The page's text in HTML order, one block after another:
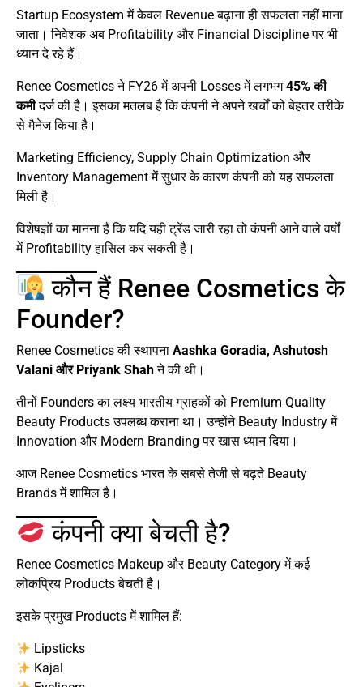
Startup Ecosystem में केवल Revenue बढ़ाना ही सफलता नहीं माना
जाता। निवेशक अब Profitability और Financial Discipline पर भी
ध्यान दे रहे हैं।
Renee Cosmetics ने FY26 में अपनी Losses में लगभग45% की
कमीदर्ज की है। इसका मतलब है कि कंपनी ने अपने खर्चों को बेहतर तरीके
से मैनेज किया है।
Marketing Efficiency, Supply Chain Optimization और
Inventory Management में सुधार के कारण कंपनी को यह सफलता
मिली है।
विशेषज्ञों का मानना है कि यदि यही ट्रेंड जारी रहा तो कंपनी आने वाले वर्षों
में Profitability हासिल कर सकती है।
कौन हैं Renee Cosmetics के
Founder?
Renee Cosmetics की स्थापना Aashka Goradia, Ashutosh
Valani और Priyank Shahने की थी।
तीनों Founders का लक्ष्य भारतीय ग्राहकों को Premium Quality
Beauty Products उपलब्ध कराना था। उन्होंने Beauty Industry में
Innovation और Modern Branding पर खास ध्यान दिया।
आज Renee Cosmetics भारत के सबसे तेजी से बढ़ते Beauty
Brands में शामिल है।
कंपनी क्या बेचती है?
Renee Cosmetics Makeup और Beauty Category में कई
लोकप्रिय Products बेचती है।
इसके प्रमुख Products में शामिल हैं:
Lipsticks
Kajal